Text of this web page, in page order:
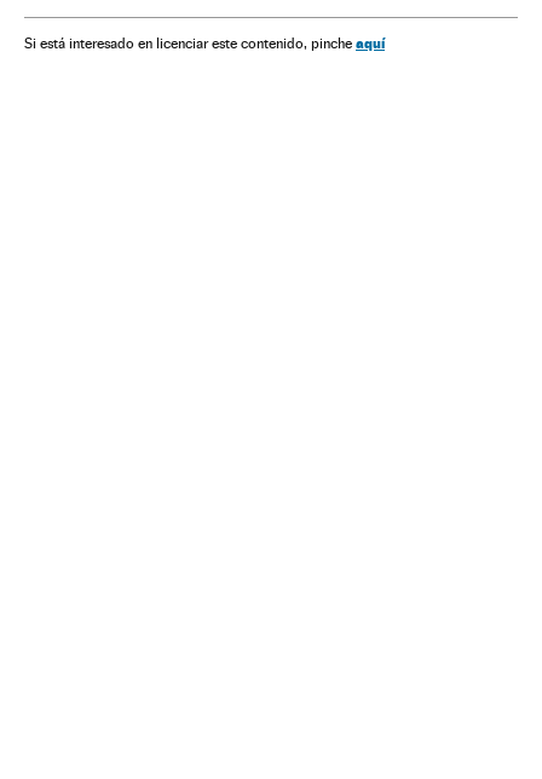
Si está interesado en licenciar este contenido, pinche aquí